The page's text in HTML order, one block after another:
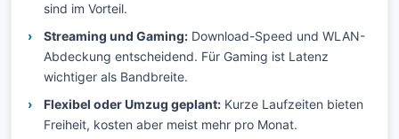
sind im Vorteil.
Streaming und Gaming: Download-Speed und WLAN-
Abdeckung entscheidend. Für Gaming ist Latenz
wichtiger als Bandbreite.
Flexibel oder Umzug geplant: Kurze Laufzeiten bieten
Freiheit, kosten aber meist mehr pro Monat.